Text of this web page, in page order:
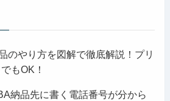
のやり方を図解で徹底解説！プリ
もOK！
納品先に書く電話番号が分から